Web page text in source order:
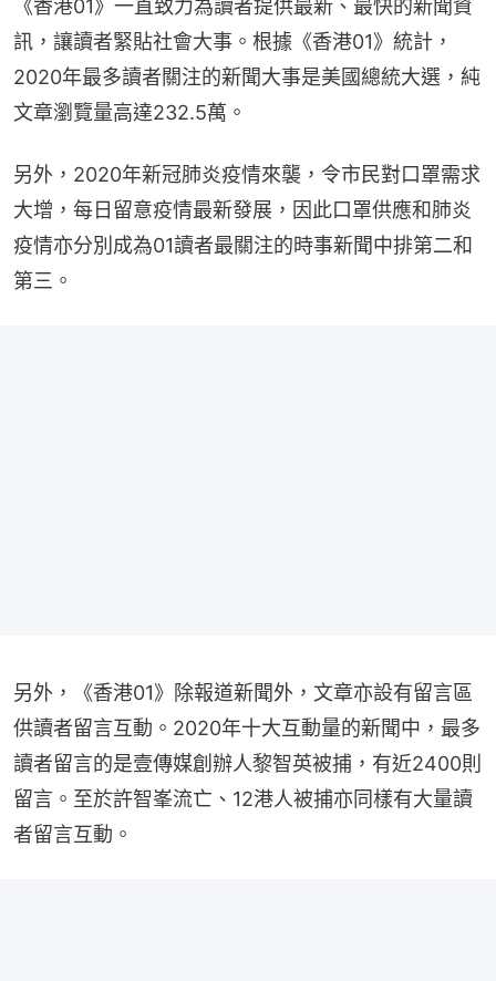
《香港01》一直致力為讀者提供最新、最快的新聞資
訊，讓讀者緊貼社會大事。根據《香港01》統計，
2020年最多讀者關注的新聞大事是美國總統大選，純
文章瀏覽量高達232.5萬。
另外，2020年新冠肺炎疫情來襲，令市民對口罩需求
大增，每日留意疫情最新發展，因此口罩供應和肺炎
疫情亦分別成為01讀者最關注的時事新聞中排第二和
第三。
另外，《香港01》除報道新聞外，文章亦設有留言區
供讀者留言互動。2020年十大互動量的新聞中，最多
讀者留言的是壹傳媒創辦人黎智英被捕，有近2400則
留言。至於許智峯流亡、12港人被捕亦同樣有大量讀
者留言互動。